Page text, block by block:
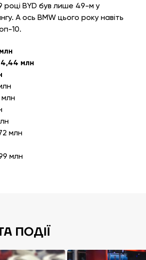
році BYD був лише 49-м у
А ось BMW цього року навіть
10.
млн
млн
млн
млн
ПОДІЇ